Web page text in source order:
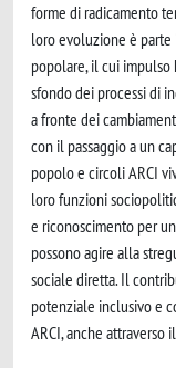
forme di radicamento
loro evoluzione è parte
popolare, il cui
sfondo dei processi di
a fronte dei
con il passaggio a un
popolo e circoli ARCI
loro funzioni
e riconoscimento per
possono agire alla
sociale diretta. Il
potenziale inclusivo e
ARCI, anche